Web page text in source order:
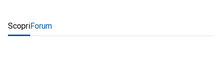
ScopriForum